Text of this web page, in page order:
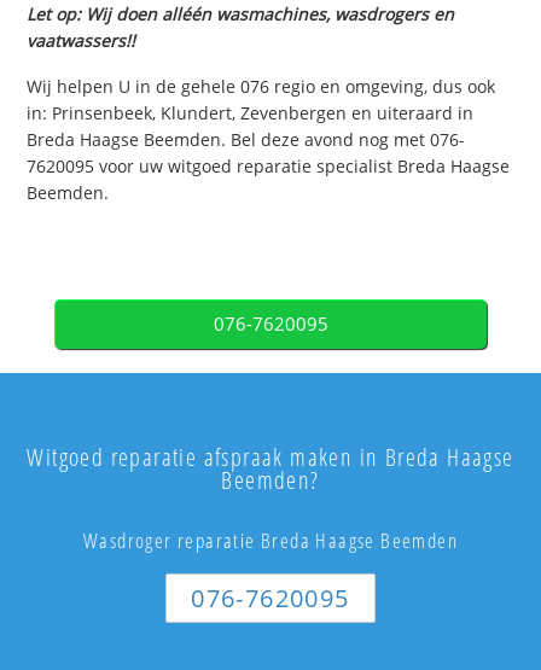
Let op: Wij doen alléén wasmachines, wasdrogers en
vaatwassers!!
Wij helpen U in de gehele 076 regio en omgeving, dus ook
in: Prinsenbeek, Klundert, Zevenbergen en uiteraard in
Breda Haagse Beemden. Bel deze avond nog met 076-
7620095 voor uw witgoed reparatie specialist Breda Haagse
Beemden.
076-7620095
Witgoed reparatie afspraak maken in Breda Haagse
Beemden?
Wasdroger reparatie Breda Haagse Beemden
076-7620095